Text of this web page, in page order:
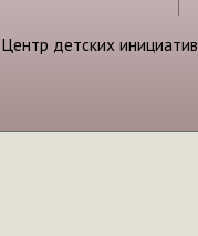
Центр детских инициатив